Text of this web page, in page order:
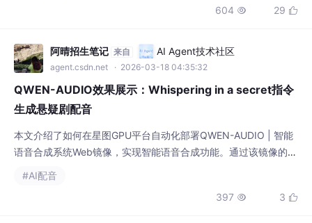
604  29 
阿晴招生笔记 来自 AI Agent技术社区
agent.csdn.net · 2026-03-18 04:35:32
QWEN-AUDIO效果展示：Whispering in a secret指令
生成悬疑剧配音
本文介绍了如何在星图GPU平台自动化部署QWEN-AUDIO | 智能
语音合成系统Web镜像，实现智能语音合成功能。通过该镜像的
“Whispering in a secret”指令，用户可快速生成悬疑剧配音，适用
#AI配音
397  3 